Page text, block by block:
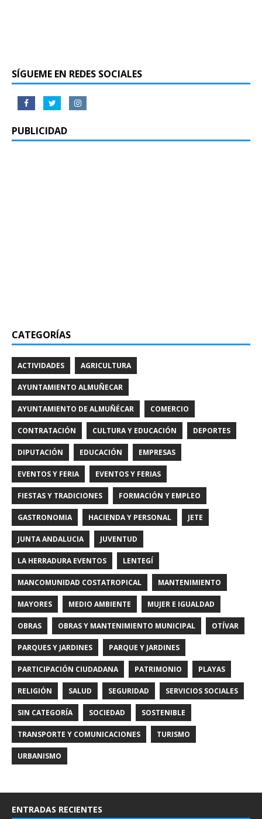
SÍGUEME EN REDES SOCIALES
PUBLICIDAD
CATEGORÍAS
ACTIVIDADES AGRICULTURA
AYUNTAMIENTO ALMUÑECAR
AYUNTAMIENTO DE ALMUÑÉCAR COMERCIO
CONTRATACIÓN CULTURA Y EDUCACIÓN DEPORTES
DIPUTACIÓN EDUCACIÓN EMPRESAS
EVENTOS Y FERIA EVENTOS Y FERIAS
FIESTAS Y TRADICIONES FORMACIÓN Y EMPLEO
GASTRONOMIA HACIENDA Y PERSONAL JETE
JUNTA ANDALUCIA JUVENTUD
LA HERRADURA EVENTOS LENTEGÍ
MANCOMUNIDAD COSTATROPICAL MANTENIMIENTO
MAYORES MEDIO AMBIENTE MUJER E IGUALDAD
OBRAS OBRAS Y MANTENIMIENTO MUNICIPAL OTÍVAR
PARQUES Y JARDINES PARQUE Y JARDINES
PARTICIPACIÓN CIUDADANA PATRIMONIO PLAYAS
RELIGIÓN SALUD SEGURIDAD SERVICIOS SOCIALES
SIN CATEGORÍA SOCIEDAD SOSTENIBLE
TRANSPORTE Y COMUNICACIONES TURISMO
URBANISMO
ENTRADAS RECIENTES